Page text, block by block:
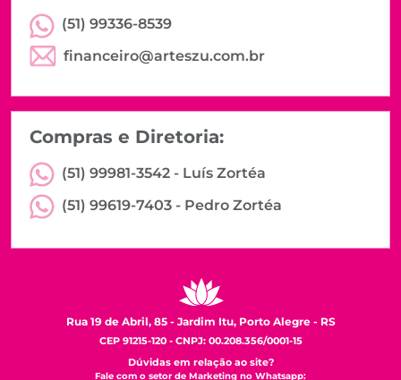
(51) 99336-8539
financeiro@arteszu.com.br
Compras e Diretoria:
(51) 99981-3542 - Luís Zortéa
(51) 99619-7403 - Pedro Zortéa
Rua 19 de Abril, 85 - Jardim Itu, Porto Alegre - RS
CEP 91215-120 - CNPJ: 00.208.356/0001-15
Dúvidas em relação ao site?
Fale com o setor de Marketing no Whatsapp: